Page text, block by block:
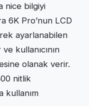
nice bilgiyi
6K Pro’nun LCD
ayarlanabilen
kullanıcının
olanak verir.
nitlik
kullanım